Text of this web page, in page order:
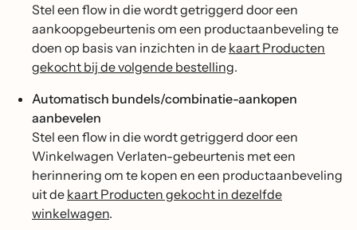
Stel een flow in die wordt getriggerd door een
aankoopgebeurtenis om een productaanbeveling te
doen op basis van inzichten in de kaart Producten
gekocht bij de volgende bestelling.
Automatisch bundels/combinatie-aankopen
aanbevelen
Stel een flow in die wordt getriggerd door een
Winkelwagen Verlaten-gebeurtenis met een
herinnering om te kopen en een productaanbeveling
uit de kaart Producten gekocht in dezelfde
winkelwagen.